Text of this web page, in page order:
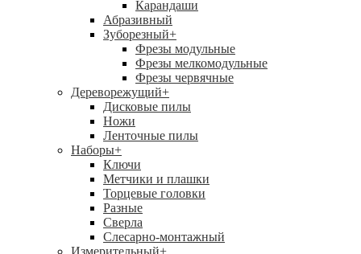
Карандаши
Абразивный
Зуборезный+
Фрезы модульные
Фрезы мелкомодульные
Фрезы червячные
Дереворежущий+
Дисковые пилы
Ножи
Ленточные пилы
Наборы+
Ключи
Метчики и плашки
Торцевые головки
Разные
Сверла
Слесарно-монтажный
Измерительный+